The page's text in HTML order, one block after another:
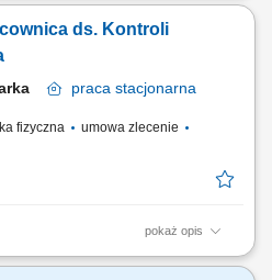
interwencji; wykonywanie
samochodów z załadunkiem i bez
ds. Kontroli
praca stacjonarna
fizyczna
umowa zlecenie
pokaż opis
majątkiem firmy oraz prewencja